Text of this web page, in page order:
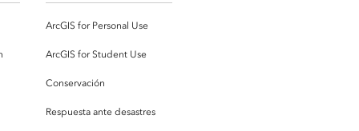
ArcGIS for Personal Use
ArcGIS for Student Use
Conservación
Respuesta ante desastres